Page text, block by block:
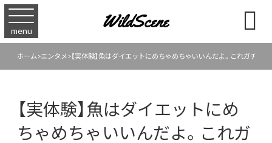
menu 
ホーム>エンタメ>【実体験】魚はダイエットにめちゃめちゃいいんだよ。これガチ。【
【実体験】魚はダイエットにめ
ちゃめちゃいいんだよ。これガ